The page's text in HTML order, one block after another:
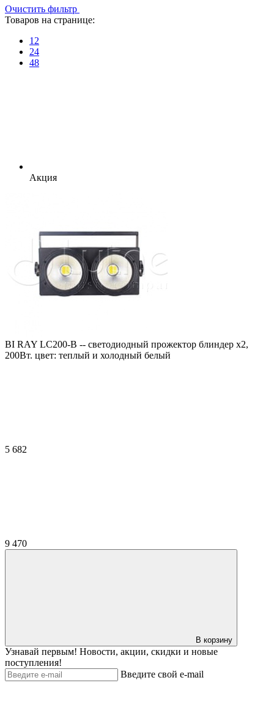
Очистить фильтр
Товаров на странице:
12
24
48
Акция
BI RAY LC200-B -- cветодиодный прожектор блиндер х2,
200Вт. цвет: теплый и холодный белый
5 682
9 470
В корзину
Узнавай первым! Новости, акции, скидки и новые
поступления!
Введите свой e-mail